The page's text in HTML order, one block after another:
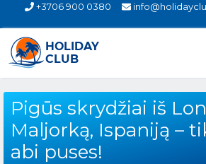
+3706 900 0380
Pigūs skrydžiai iš
Maljorką, Ispaniją –
abi puses!